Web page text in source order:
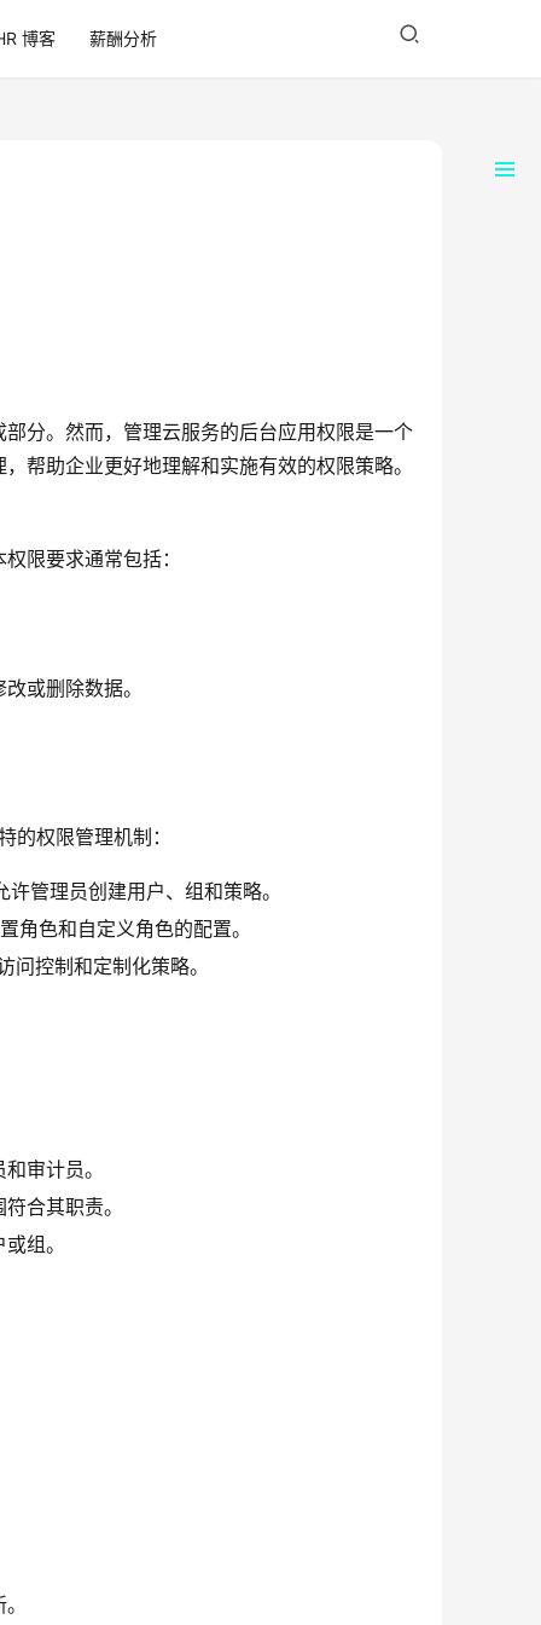
博客 薪酬分析
分。然而，管理云服务的后台应用权限是一个
帮助企业更好地理解和实施有效的权限策略。
限要求通常包括：
或删除数据。
权限管理机制：
管理员创建用户、组和策略。
角色和自定义角色的配置。
问控制和定制化策略。
审计员。
合其职责。
组。